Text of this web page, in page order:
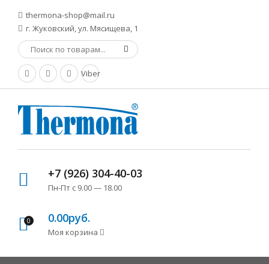
thermona-shop@mail.ru
г. Жуковский, ул. Мясищева, 1
Viber
+7 (926) 304-40-03
Пн-Пт с 9.00 — 18.00
0 0.00руб.
Моя корзина